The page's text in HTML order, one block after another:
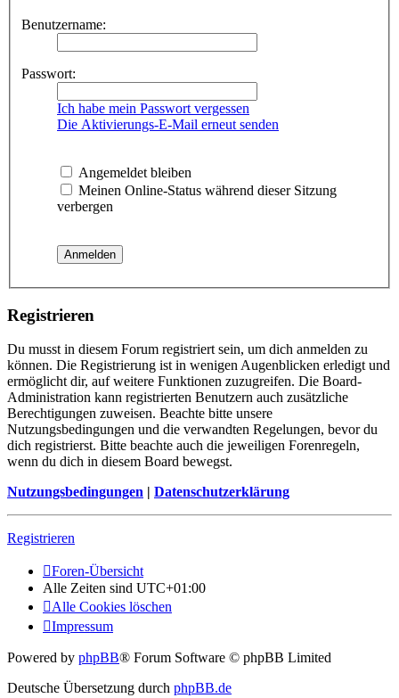
Benutzername:
Passwort:
Ich habe mein Passwort vergessen
Die Aktivierungs-E-Mail erneut senden
Angemeldet bleiben
Meinen Online-Status während dieser Sitzung
verbergen
Registrieren
Du musst in diesem Forum registriert sein, um dich anmelden zu
können. Die Registrierung ist in wenigen Augenblicken erledigt und
ermöglicht dir, auf weitere Funktionen zuzugreifen. Die Board-
Administration kann registrierten Benutzern auch zusätzliche
Berechtigungen zuweisen. Beachte bitte unsere
Nutzungsbedingungen und die verwandten Regelungen, bevor du
dich registrierst. Bitte beachte auch die jeweiligen Forenregeln,
wenn du dich in diesem Board bewegst.
Nutzungsbedingungen | Datenschutzerklärung
Registrieren
Foren-Übersicht
Alle Zeiten sind UTC+01:00
Alle Cookies löschen
Impressum
Powered by phpBB® Forum Software © phpBB Limited
Deutsche Übersetzung durch phpBB.de